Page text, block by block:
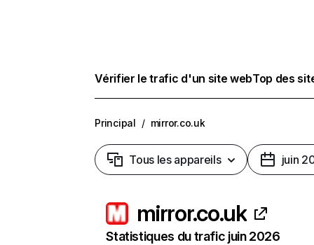
Vérifier le trafic d'un site webTop des
Principal / mirror.co.uk
Tous les appareils juin
mirror.co.uk
Statistiques du trafic juin 2026